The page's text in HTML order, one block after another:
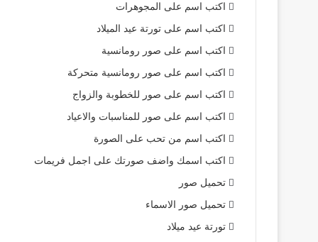
اكتب اسم على المجوهرات
اكتب اسم على تورتة عيد الميلاد
اكتب اسم على صور رومانسية
اكتب اسم على صور رومانسية متحركة
اكتب اسم على صور للخطوبة والزواج
اكتب اسم على صور للمناسبات والاعياد
اكتب اسم من تحب على الصورة
اكتب اسمك واضف صورتك على اجمل فريمات
تحميل صور
تحميل صور الاسماء
تورتة عيد ميلاد